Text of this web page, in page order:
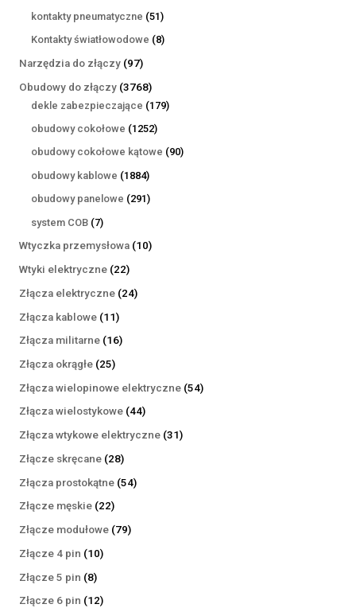
kontakty pneumatyczne 5151
produktów
Kontakty światłowodowe 88
Narzędzia do złączy 9797
produktów
Obudowy do złączy 37683768
produktów
dekle zabezpieczające 179179
obudowy cokołowe 12521252
produkty
obudowy cokołowe kątowe 9090
obudowy kablowe 18841884
produkty
obudowy panelowe 291291
system COB 77
produktów
Wtyczka przemysłowa 1010
Wtyki elektryczne 2222
produkty
Złącza elektryczne 2424
Złącza kablowe 1111
produktów
Złącza militarne 1616
Złącza okrągłe 2525
produktów
Złącza wielopinowe elektryczne 5454
Złącza wielostykowe 4444
produkty
Złącza wtykowe elektryczne 3131
Złącze skręcane 2828
produktów
Złącza prostokątne 5454
Złącze męskie 2222
produkty
Złącze modułowe 7979
Złącze 4 pin 1010
Złącze 5 pin 88
produktów
Złącze 6 pin 1212